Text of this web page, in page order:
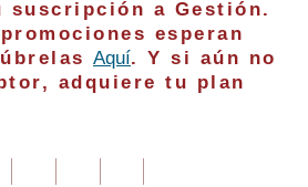
suscripción a Gestión.
esperan
Aquí. Y si aún no
adquiere tu plan